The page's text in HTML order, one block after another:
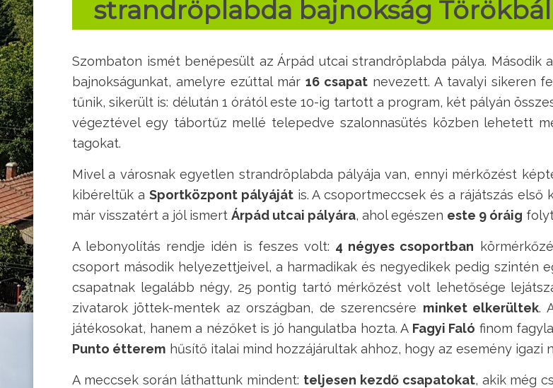
strandröplabda bajnokság
Szombaton ismét benépesült az Árpád utcai strandröplabda pálya. Második
bajnokságunkat, amelyre ezúttal már 16 csapatnevezett. A tavalyi sikeren
tűnik, sikerült is: délután 1 órától este 10-ig tartott a program, két pályán
végeztével egy tábortűz mellé telepedve szalonnasütés közben lehetett
tagokat.
Mivel a városnak egyetlen strandröplabda pályája van, ennyi mérkőzést
kibéreltük a Sportközpont pályájátis. A csoportmeccsek és a rájátszás
már visszatért a jól ismert Árpád utcai pályára, ahol egészen este 9 óráig
A lebonyolítás rendje idén is feszes volt: 4 négyes csoportban
csoport második helyezettjeivel, a harmadikak és negyedikek pedig szintén
csapatnak legalább négy, 25 pontig tartó mérkőzést volt lehetősége
zivatarok jöttek-mentek az országban, de szerencsére minket elkerültek.
játékosokat, hanem a nézőket is jó hangulatba hozta. A Fagyi Faló finom
Punto étterem hűsítő italai mind hozzájárultak ahhoz, hogy az esemény igazi
A meccsek során láthattunk mindent: teljesen kezdő csapatokat, akik még